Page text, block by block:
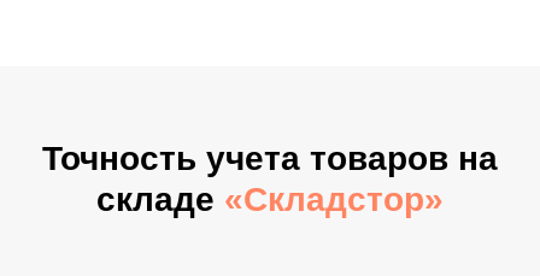
Точность учета товаров на
складе «Складстор»